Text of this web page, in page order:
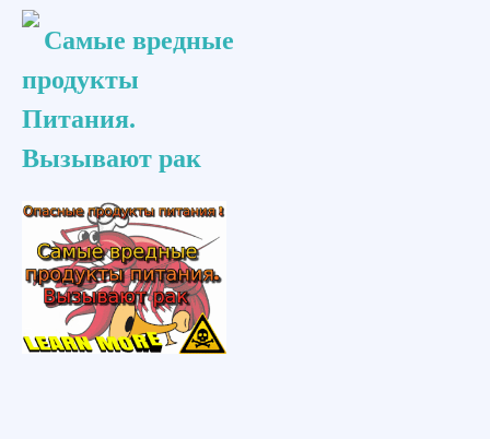
Самые вредные
продукты
Питания.
Вызывают рак